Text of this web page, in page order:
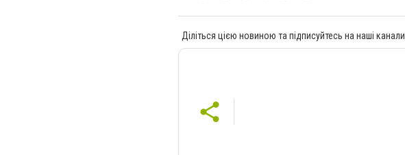
Діліться цією новиною та підписуйтесь на наші канали